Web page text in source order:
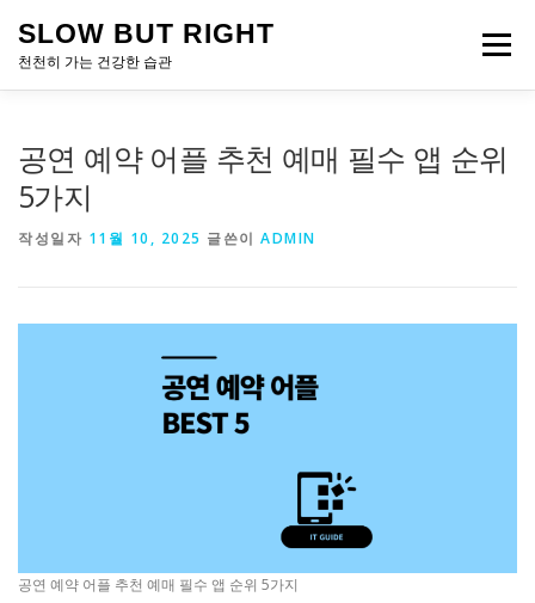
SLOW BUT RIGHT
천천히 가는 건강한 습관
메뉴
공연 예약 어플 추천 예매 필수 앱 순위
5가지
작성일자 11월 10, 2025 글쓴이 ADMIN
공연 예약 어플 추천 예매 필수 앱 순위 5가지